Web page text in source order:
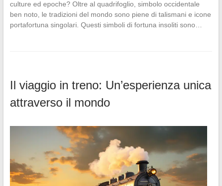
culture ed epoche? Oltre al quadrifoglio, simbolo occidentale
ben noto, le tradizioni del mondo sono piene di talismani e icone
portafortuna singolari. Questi simboli di fortuna insoliti sono…
Il viaggio in treno: Un’esperienza unica
attraverso il mondo